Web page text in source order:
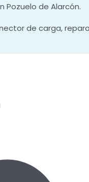
Pozuelo de Alarcón.
de carga,